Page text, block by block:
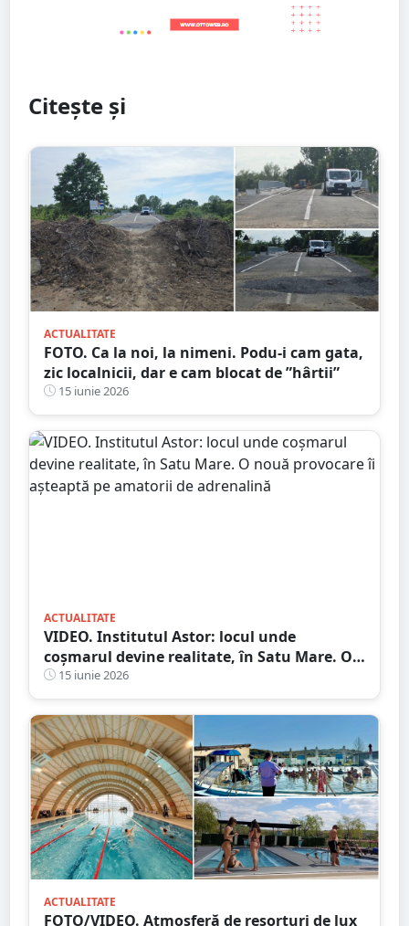
Citește și
ACTUALITATE
FOTO. Ca la noi, la nimeni. Podu-i cam gata,
zic localnicii, dar e cam blocat de ”hârtii”
15 iunie 2026
ACTUALITATE
VIDEO. Institutul Astor: locul unde
coșmarul devine realitate, în Satu Mare. O
nouă provocare îi așteaptă pe amatorii de
adrenalină
15 iunie 2026
ACTUALITATE
FOTO/VIDEO. Atmosferă de resorturi de lux